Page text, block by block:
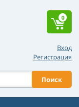
Вход
Регистрация
Поиск
0